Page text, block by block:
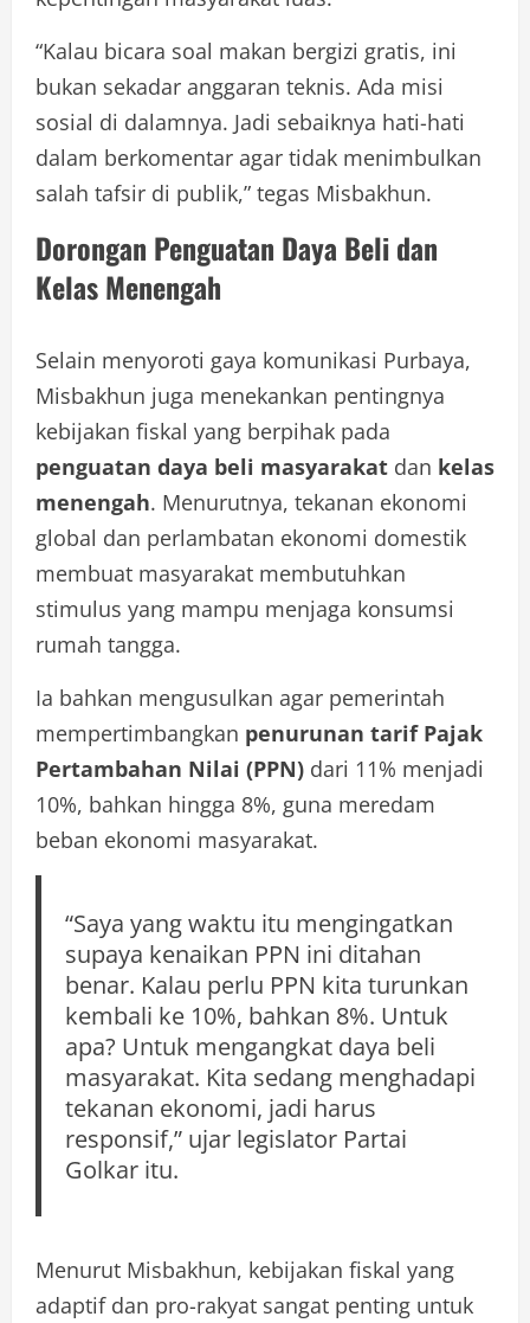
“Kalau bicara soal makan bergizi gratis, ini
bukan sekadar anggaran teknis. Ada misi
sosial di dalamnya. Jadi sebaiknya hati-hati
dalam berkomentar agar tidak menimbulkan
salah tafsir di publik,” tegas Misbakhun.
Dorongan Penguatan Daya Beli dan
Kelas Menengah
Selain menyoroti gaya komunikasi Purbaya,
Misbakhun juga menekankan pentingnya
kebijakan fiskal yang berpihak pada
penguatan daya beli masyarakat dan kelas
menengah. Menurutnya, tekanan ekonomi
global dan perlambatan ekonomi domestik
membuat masyarakat membutuhkan
stimulus yang mampu menjaga konsumsi
rumah tangga.
Ia bahkan mengusulkan agar pemerintah
mempertimbangkan penurunan tarif Pajak
Pertambahan Nilai (PPN) dari 11% menjadi
10%, bahkan hingga 8%, guna meredam
beban ekonomi masyarakat.
“Saya yang waktu itu mengingatkan
supaya kenaikan PPN ini ditahan
benar. Kalau perlu PPN kita turunkan
kembali ke 10%, bahkan 8%. Untuk
apa? Untuk mengangkat daya beli
masyarakat. Kita sedang menghadapi
tekanan ekonomi, jadi harus
responsif,” ujar legislator Partai
Golkar itu.
Menurut Misbakhun, kebijakan fiskal yang
adaptif dan pro-rakyat sangat penting untuk